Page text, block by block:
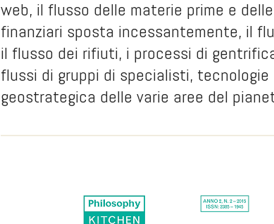
web, il flusso delle materie prime e
finanziari sposta incessantemente, il
il flusso dei rifiuti, i processi di
flussi di gruppi di specialisti,
geostrategica delle varie aree del